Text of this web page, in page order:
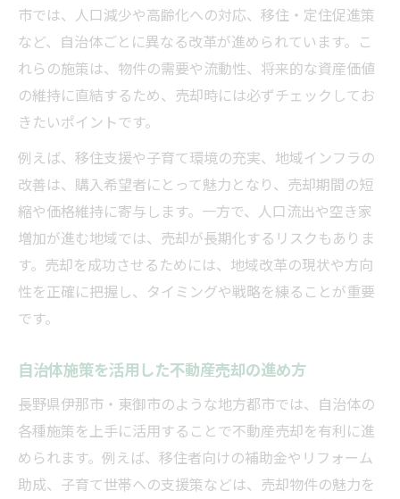
市では、人口減少や高齢化への対応、移住・定住促進策
など、自治体ごとに異なる改革が進められています。こ
れらの施策は、物件の需要や流動性、将来的な資産価値
の維持に直結するため、売却時には必ずチェックしてお
きたいポイントです。
例えば、移住支援や子育て環境の充実、地域インフラの
改善は、購入希望者にとって魅力となり、売却期間の短
縮や価格維持に寄与します。一方で、人口流出や空き家
増加が進む地域では、売却が長期化するリスクもありま
す。売却を成功させるためには、地域改革の現状や方向
性を正確に把握し、タイミングや戦略を練ることが重要
です。
自治体施策を活用した不動産売却の進め方
長野県伊那市・東御市のような地方都市では、自治体の
各種施策を上手に活用することで不動産売却を有利に進
められます。例えば、移住者向けの補助金やリフォーム
助成、子育て世帯への支援策などは、売却物件の魅力を